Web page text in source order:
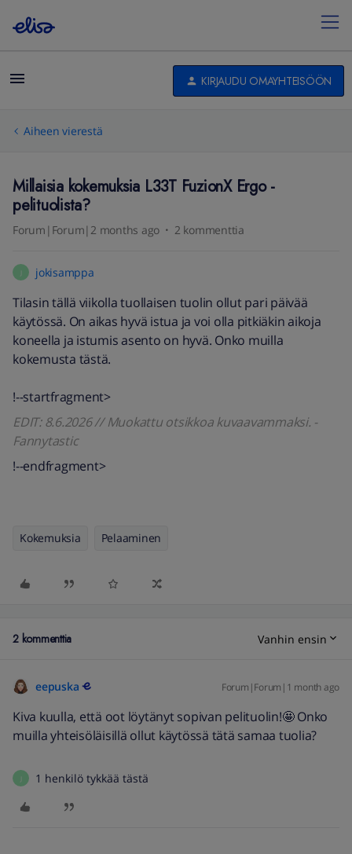
KIRJAUDU OMAYHTEISÖÖN
Aiheen vierestä
Millaisia kokemuksia L33T FuzionX Ergo -
pelituolista?
Forum|Forum|2 months ago 2 kommenttia
jokisamppa
Tilasin tällä viikolla tuollaisen tuolin ollut pari päivää
käytössä. On aikas hyvä istua ja voi olla pitkiäkin aikoja
koneella ja istumis asento on hyvä. Onko muilla
kokemusta tästä.
!--startfragment>
EDIT: 8.6.2026 // Muokattu otsikkoa kuvaavammaksi. -
Fannytastic
!--endfragment>
Kokemuksia Pelaaminen
2 kommenttia Vanhin ensin
eepuska Forum|Forum|1 month ago
Kiva kuulla, että oot löytänyt sopivan pelituolin!🤩 Onko
muilla yhteisöläisillä ollut käytössä tätä samaa tuolia?
1 henkilö tykkää tästä